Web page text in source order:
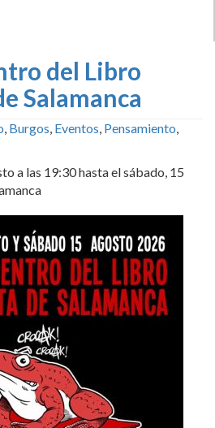
del Libro
Salamanca
, Burgos, Eventos, Pensamiento,
a las 19:30 hasta el sábado, 15